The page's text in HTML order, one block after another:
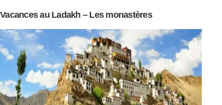
Vacances au Ladakh – Les monastères